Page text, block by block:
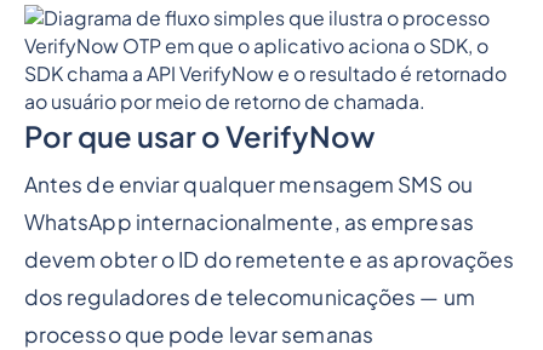
Por que usar o VerifyNow
Antes de enviar qualquer mensagem SMS ou
WhatsApp internacionalmente, as empresas
devem obter o ID do remetente e as aprovações
dos reguladores de telecomunicações — um
processo que pode levar semanas